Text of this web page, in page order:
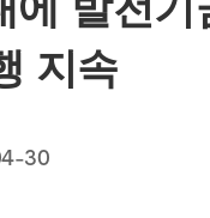
지속
30